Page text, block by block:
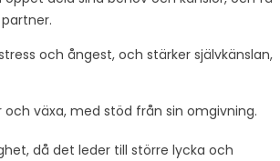
och ångest, och stärker självkänslan,
växa, med stöd från sin omgivning.
då det leder till större lycka och